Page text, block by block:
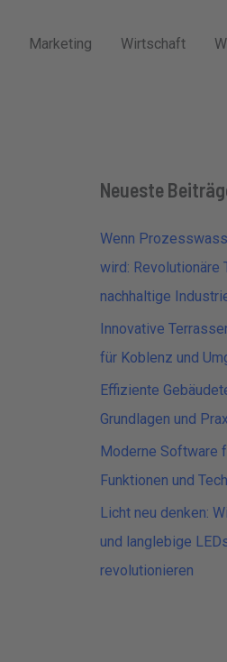
Marketing Wirtschaft
Neueste
Wenn
wird: Revolutionäre
nachhaltige
Innovative
für Koblenz und
Effiziente
Grundlagen und
Moderne Software
Funktionen und
Licht neu denken:
und langlebige
revolutionieren